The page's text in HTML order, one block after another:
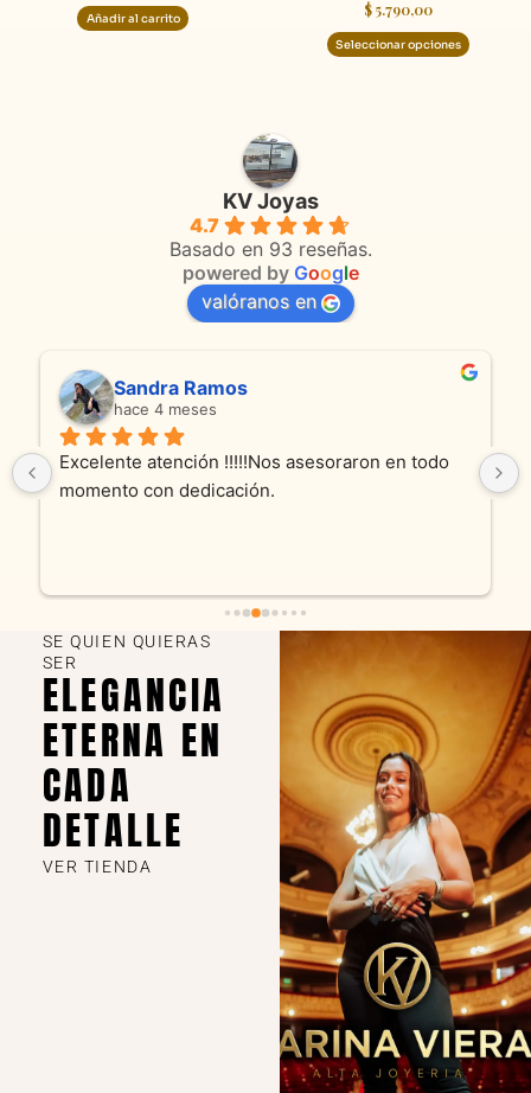
Añadir al carrito
$5.790,00
Seleccionar opciones
KV Joyas
4.7
Basado en 93 reseñas.
powered by Google
valóranos en
Sandra Ramos
hace 4 meses
Excelente atención !!!!!Nos asesoraron en todo
momento con dedicación.
SE QUIEN QUIERAS
SER
ELEGANCIA
ETERNA EN
CADA
DETALLE
VER TIENDA